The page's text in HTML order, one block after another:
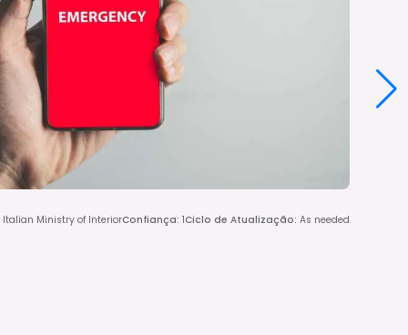
Ministry of InteriorConfiança: 1Ciclo de Atualização: As needed